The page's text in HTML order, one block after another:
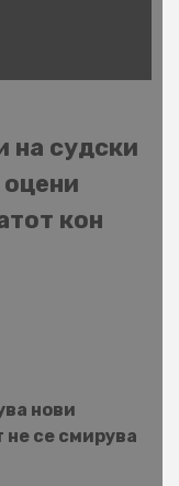
на судски
кон
нови
не се смирува